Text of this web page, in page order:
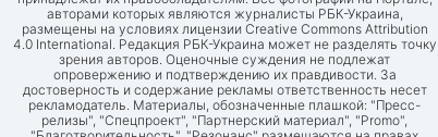
авторами которых являются журналисты РБК-Украина,
размещены на условиях лицензии Creative Commons Attribution
4.0 International. Редакция РБК-Украина может не разделять точку
зрения авторов. Оценочные суждения не подлежат
опровержению и подтверждению их правдивости. За
достоверность и содержание рекламы ответственность несет
рекламодатель. Материалы, обозначенные плашкой: "Пресс-
релизы", "Спецпроект", "Партнерский материал", "Promo",